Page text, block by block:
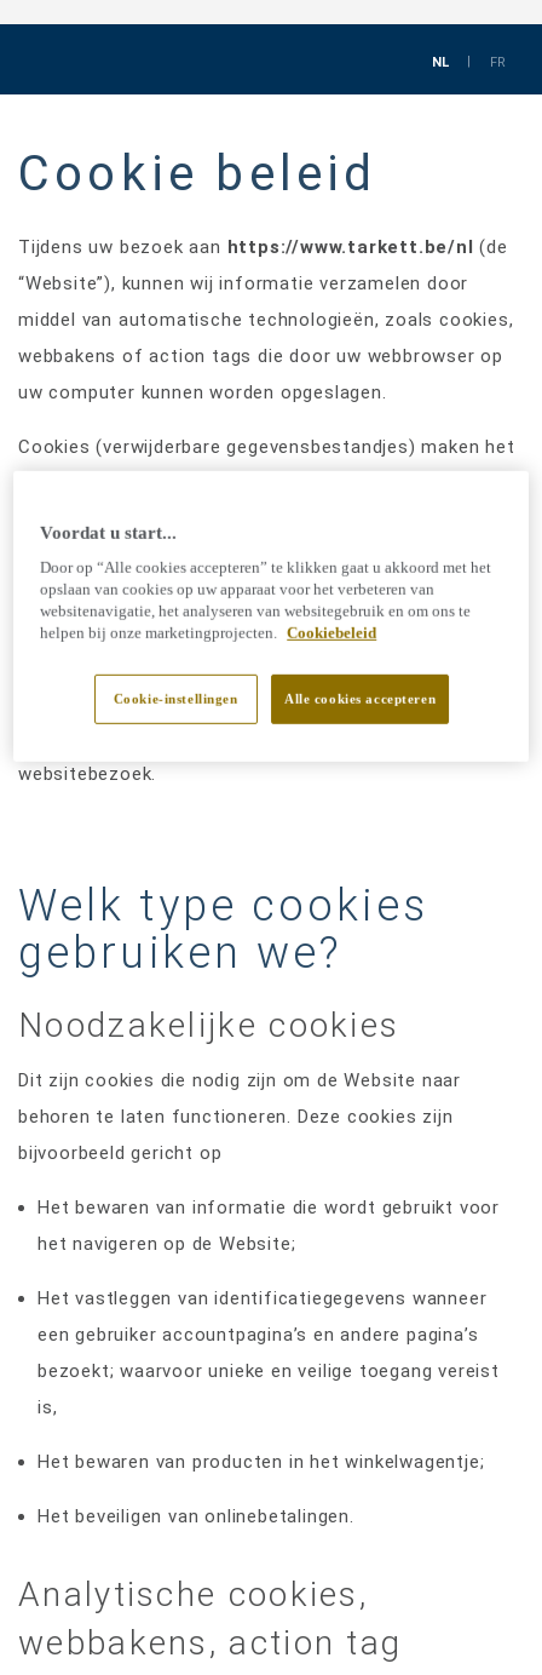
NL FR
Cookie beleid
Tijdens uw bezoek aan https://www.tarkett.be/nl(de
“Website”), kunnen wij informatie verzamelen door
middel van automatische technologieën, zoals cookies,
webbakens of action tags die door uw webbrowser op
uw computer kunnen worden opgeslagen.
Cookies (verwijderbare gegevensbestandjes) maken het
van uw computer op de Website (bekeken pagina’s,
datum en tijdstip van verbinding, enz.) en functies
bieden. Ook maken cookies het mogelijk om een
te verbeteren. Webbakens of action tags worden
websitebezoek.
Welk type cookies
gebruiken we?
Noodzakelijke cookies
Dit zijn cookies die nodig zijn om de Website naar
behoren te laten functioneren. Deze cookies zijn
bijvoorbeeld gericht op
Het bewaren van informatie die wordt gebruikt voor
het navigeren op de Website;
Het vastleggen van identificatiegegevens wanneer
een gebruiker accountpagina’s en andere pagina’s
bezoekt; waarvoor unieke en veilige toegang vereist
is,
Het bewaren van producten in het winkelwagentje;
Het beveiligen van onlinebetalingen.
Analytische cookies,
webbakens, action tag
Voordat u start...
Door op “Alle cookies accepteren” te klikken gaat u akkoord met het
opslaan van cookies op uw apparaat voor het verbeteren van
websitenavigatie, het analyseren van websitegebruik en om ons te
helpen bij onze marketingprojecten.
Cookiebeleid
Alle cookies accepteren
Cookie-instellingen